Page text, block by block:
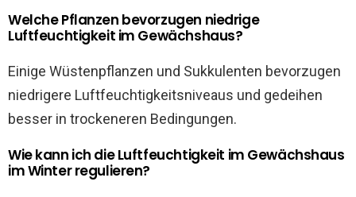
Welche Pflanzen bevorzugen niedrige
Luftfeuchtigkeit im Gewächshaus?
Einige Wüstenpflanzen und Sukkulenten bevorzugen
niedrigere Luftfeuchtigkeitsniveaus und gedeihen
besser in trockeneren Bedingungen.
Wie kann ich die Luftfeuchtigkeit im Gewächshaus
im Winter regulieren?